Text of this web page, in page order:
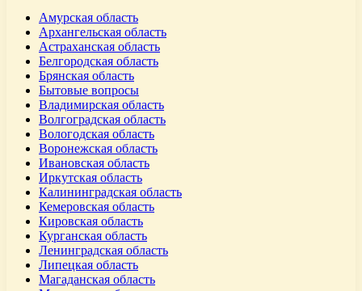
Амурская область
Архангельская область
Астраханская область
Белгородская область
Брянская область
Бытовые вопросы
Владимирская область
Волгоградская область
Вологодская область
Воронежская область
Ивановская область
Иркутская область
Калининградская область
Кемеровская область
Кировская область
Курганская область
Ленинградская область
Липецкая область
Магаданская область